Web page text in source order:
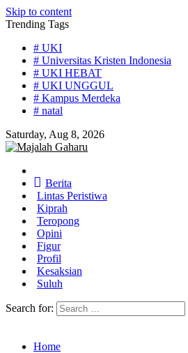
Skip to content
Trending Tags
# UKI
# Universitas Kristen Indonesia
# UKI HEBAT
# UKI UNGGUL
# Kampus Merdeka
# natal
Saturday, Aug 8, 2026
Berita
Lintas Peristiwa
Kiprah
Teropong
Opini
Figur
Profil
Kesaksian
Suluh
Search for:
Home